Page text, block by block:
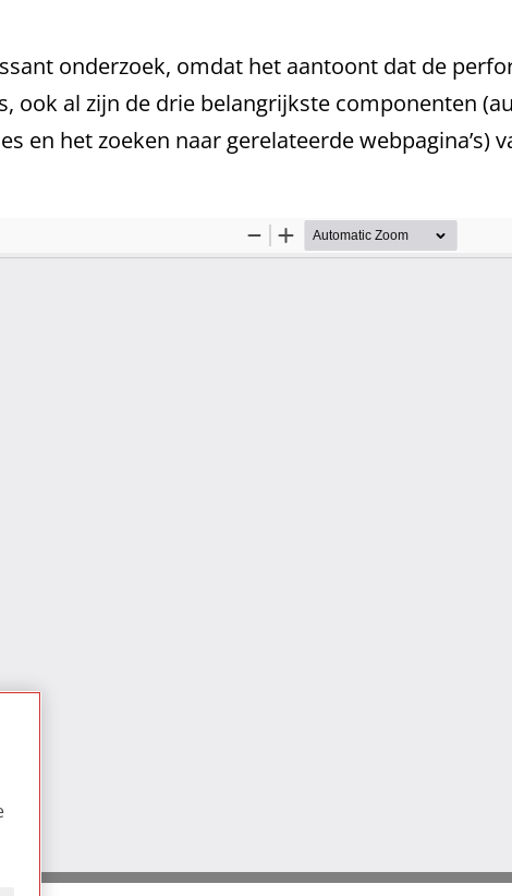
onderzoek, omdat het aantoont dat de
ook al zijn de drie belangrijkste componenten
en het zoeken naar gerelateerde webpagina’s)